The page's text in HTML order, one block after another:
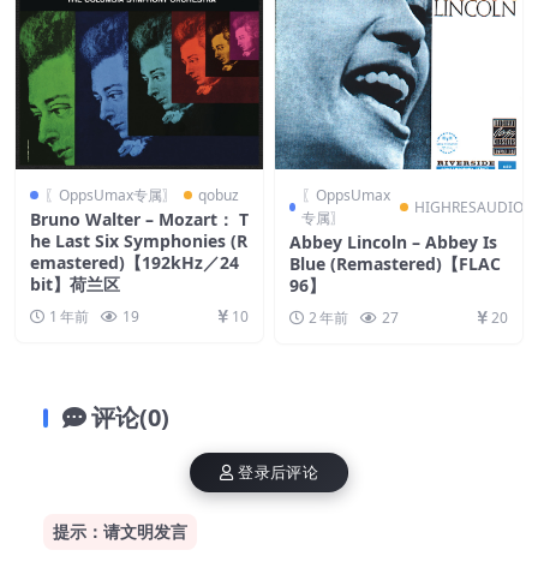
〖OppsUmax专属〗 qobuz
Bruno Walter – Mozart： T
he Last Six Symphonies (R
emastered)【192kHz／24
bit】荷兰区
1 年前 19 10
〖OppsUmax
专属〗
HIGHRESAUDIO
Abbey Lincoln – Abbey Is
Blue (Remastered)【FLAC
96】
2 年前 27 20
评论(0)
提示：请文明发言
登录后评论